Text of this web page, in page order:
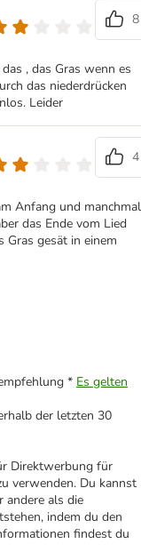
8
, das Gras wenn es
das niederdrücken
Leider
4
Anfang und manchmal
das Ende vom Lied
gesät in einem
* Es gelten
der letzten 30
Direktwerbung für
verwenden. Du kannst
andere als die
indem du den
findest du